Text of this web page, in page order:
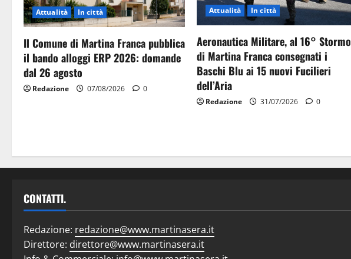
Attualità In città
Il Comune di Martina Franca pubblica
il bando alloggi ERP 2026: domande
dal 26 agosto
Redazione 07/08/2026 0
Attualità In città
Aeronautica Militare, al 16° Stormo
di Martina Franca consegnati i
Baschi Blu ai 15 nuovi Fucilieri
dell’Aria
Redazione 31/07/2026 0
CONTATTI.
Redazione: redazione@www.martinasera.it
Direttore: direttore@www.martinasera.it